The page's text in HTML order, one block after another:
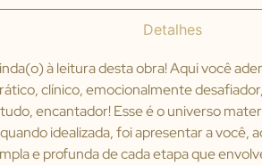
Detalhes
à leitura desta obra! Aqui você
clínico, emocionalmente
encantador! Esse é o universo
idealizada, foi apresentar a você,
e profunda de cada etapa que